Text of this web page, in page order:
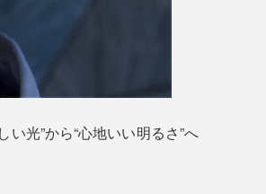
光”から“心地いい明るさ”へ